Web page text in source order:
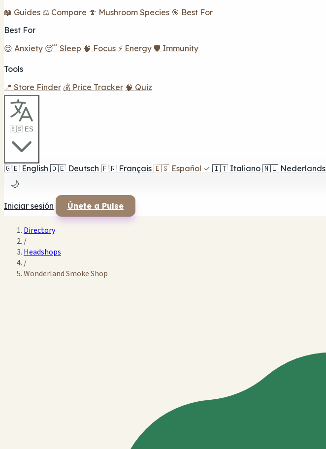
📖 Guides ⚖️ Compare 🍄 Mushroom Species 🎯 Best For
Best For
😌 Anxiety 😴 Sleep 🧠 Focus ⚡ Energy 🛡️ Immunity
Tools
📍 Store Finder 💰 Price Tracker 🧠 Quiz
🇪🇸 ES
🇬🇧 English 🇩🇪 Deutsch 🇫🇷 Français 🇪🇸 Español ✓ 🇮🇹 Italiano 🇳🇱 Nederlands
🌙
Iniciar sesión Únete a Pulse
Directory
/
Headshops
/
Wonderland Smoke Shop